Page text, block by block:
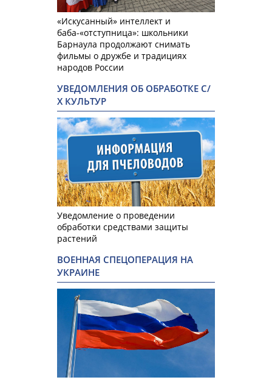
«Искусанный» интеллект и
баба-«отступница»: школьники
Барнаула продолжают снимать
фильмы о дружбе и традициях
народов России
УВЕДОМЛЕНИЯ ОБ ОБРАБОТКЕ С/
Х КУЛЬТУР
Уведомление о проведении
обработки средствами защиты
растений
ВОЕННАЯ СПЕЦОПЕРАЦИЯ НА
УКРАИНЕ